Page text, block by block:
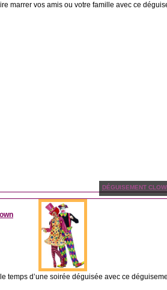
marrer vos amis ou votre famille avec ce
DÉGUISEMENT
temps d’une soirée déguisée avec ce